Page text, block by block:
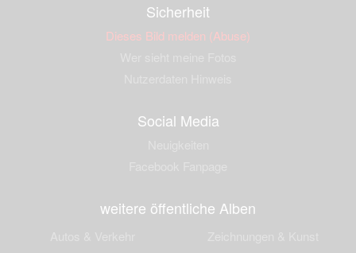
Sicherheit
Dieses Bild melden (Abuse)
Social Media
weitere öffentliche Alben